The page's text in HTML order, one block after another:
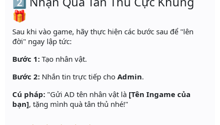
🎁
Sau khi vào game, hãy thực hiện các bước sau để "lên
đời" ngay lập tức:
Bước 1: Tạo nhân vật.
Bước 2: Nhắn tin trực tiếp cho Admin.
Cú pháp: "Gửi AD tên nhân vật là [Tên Ingame của
bạn], tặng mình quà tân thủ nhé!"